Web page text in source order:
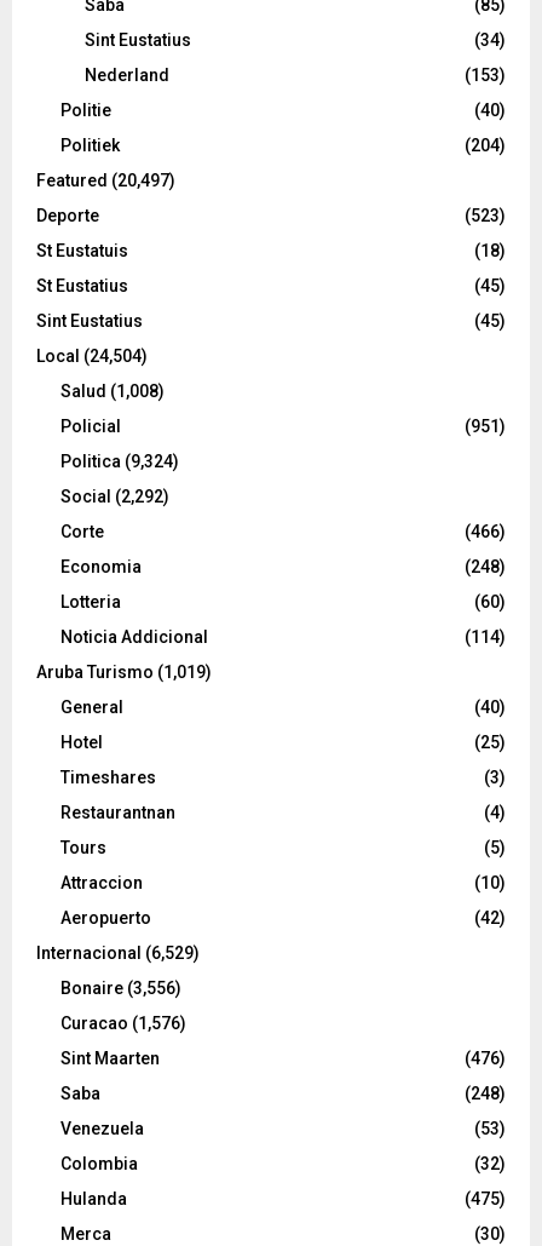
Saba
(85)
Sint Eustatius
(34)
Nederland
(153)
Politie
(40)
Politiek
(204)
Featured (20,497)
Deporte
(523)
St Eustatuis
(18)
St Eustatius
(45)
Sint Eustatius
(45)
Local (24,504)
Salud (1,008)
Policial
(951)
Politica (9,324)
Social (2,292)
Corte
(466)
Economia
(248)
Lotteria
(60)
Noticia Addicional
(114)
Aruba Turismo (1,019)
General
(40)
Hotel
(25)
Timeshares
(3)
Restaurantnan
(4)
Tours
(5)
Attraccion
(10)
Aeropuerto
(42)
Internacional (6,529)
Bonaire (3,556)
Curacao (1,576)
Sint Maarten
(476)
Saba
(248)
Venezuela
(53)
Colombia
(32)
Hulanda
(475)
Merca
(30)